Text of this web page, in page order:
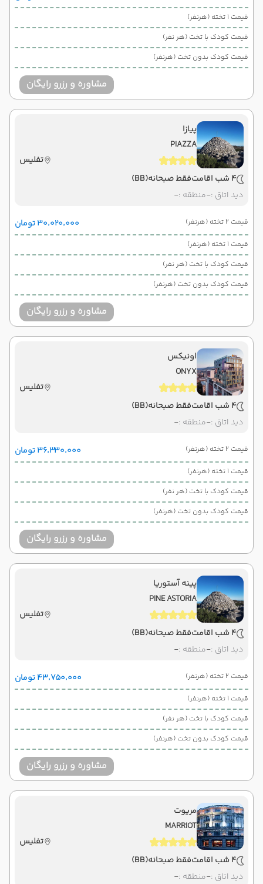
قیمت 1 تخته (هرنفر)
قیمت کودک با تخت (هر نفر)
قیمت کودک بدون تخت (هرنفر)
مشاوره و رزرو رایگان
پیازا
PIAZZA
تفلیس
4 شب اقامت
فقط صبحانه(BB)
دید اتاق :-منطقه :-
قیمت 2 تخته (هرنفر) ۳۰٬۰۲۰٬۰۰۰ تومان
قیمت 1 تخته (هرنفر)
قیمت کودک با تخت (هر نفر)
قیمت کودک بدون تخت (هرنفر)
مشاوره و رزرو رایگان
اونیکس
ONYX
تفلیس
4 شب اقامت
فقط صبحانه(BB)
دید اتاق :-منطقه :-
قیمت 2 تخته (هرنفر) ۳۶٬۳۳۰٬۰۰۰ تومان
قیمت 1 تخته (هرنفر)
قیمت کودک با تخت (هر نفر)
قیمت کودک بدون تخت (هرنفر)
مشاوره و رزرو رایگان
پینه آستوریا
PINE ASTORIA
تفلیس
4 شب اقامت
فقط صبحانه(BB)
دید اتاق :-منطقه :-
قیمت 2 تخته (هرنفر) ۴۳٬۷۵۰٬۰۰۰ تومان
قیمت 1 تخته (هرنفر)
قیمت کودک با تخت (هر نفر)
قیمت کودک بدون تخت (هرنفر)
مشاوره و رزرو رایگان
مریوت
MARRIOT
تفلیس
4 شب اقامت
فقط صبحانه(BB)
دید اتاق :-منطقه :-